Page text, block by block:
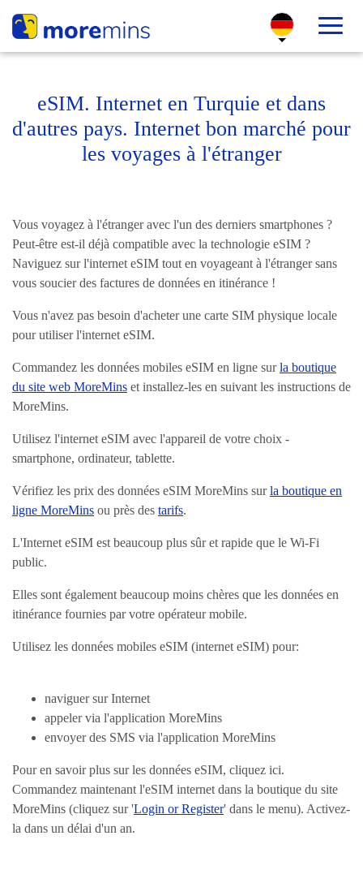
eSIM. Internet en Turquie et dans
d'autres pays. Internet bon marché pour
les voyages à l'étranger
Vous voyagez à l'étranger avec l'un des derniers smartphones ?
Peut-être est-il déjà compatible avec la technologie eSIM ?
Naviguez sur l'internet eSIM tout en voyageant à l'étranger sans
vous soucier des factures de données en itinérance !
Vous n'avez pas besoin d'acheter une carte SIM physique locale
pour utiliser l'internet eSIM.
Commandez les données mobiles eSIM en ligne surla boutique
du site web MoreMins et installez-les en suivant les instructions de
MoreMins.
Utilisez l'internet eSIM avec l'appareil de votre choix -
smartphone, ordinateur, tablette.
Vérifiez les prix des données eSIM MoreMins surla boutique en
ligne MoreMins ou près des tarifs.
L'Internet eSIM est beaucoup plus sûr et rapide que le Wi-Fi
public.
Elles sont également beaucoup moins chères que les données en
itinérance fournies par votre opérateur mobile.
Utilisez les données mobiles eSIM (internet eSIM) pour:
naviguer sur Internet
appeler via l'application MoreMins
envoyer des SMS via l'application MoreMins
Pour en savoir plus sur les données eSIM, cliquez ici.
Commandez maintenant l'eSIM internet dans la boutique du site
MoreMins (cliquez sur 'Login or Register' dans le menu). Activez-
la dans un délai d'un an.